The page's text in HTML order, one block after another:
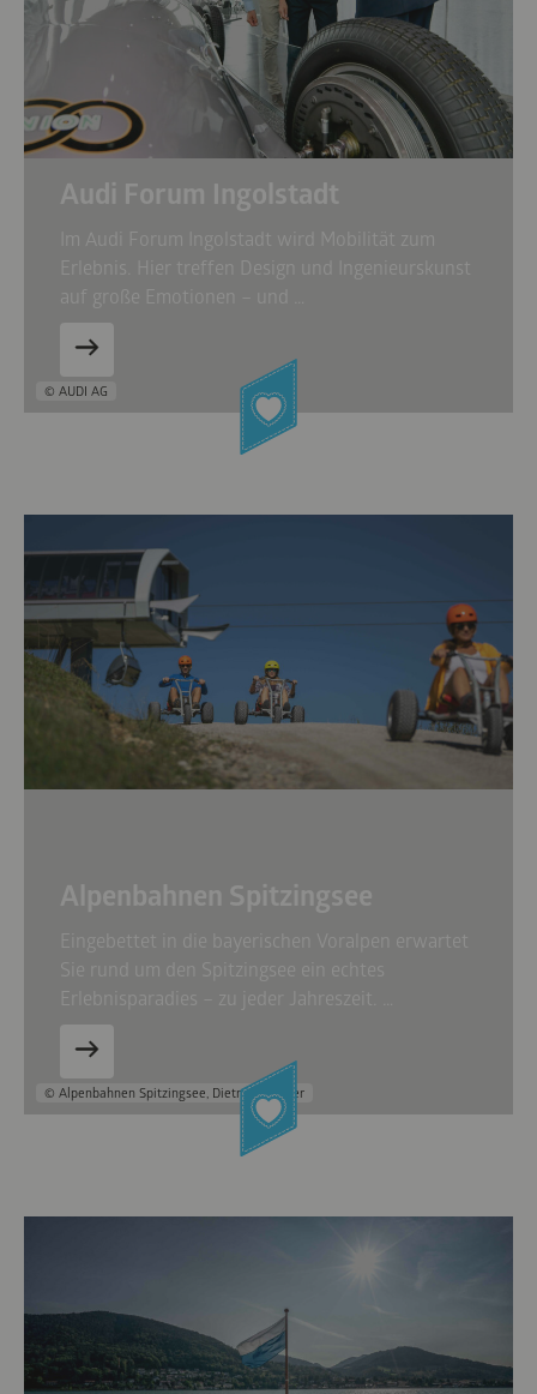
© AUDI AG
© Alpenbahnen Spitzingsee, Dietmar Denger